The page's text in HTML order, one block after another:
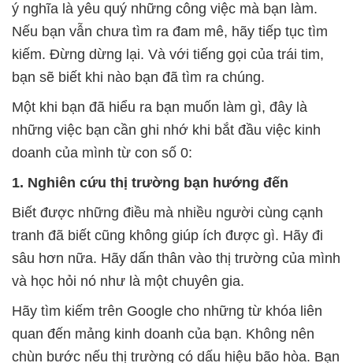
ý nghĩa là yêu quý những công việc mà bạn làm.
Nếu bạn vẫn chưa tìm ra đam mê, hãy tiếp tục tìm
kiếm. Đừng dừng lại. Và với tiếng gọi của trái tim,
bạn sẽ biết khi nào bạn đã tìm ra chúng.
Một khi bạn đã hiểu ra bạn muốn làm gì, đây là
những việc bạn cần ghi nhớ khi bắt đầu việc kinh
doanh của mình từ con số 0:
1. Nghiên cứu thị trường bạn hướng đến
Biết được những điều mà nhiều người cùng cạnh
tranh đã biết cũng không giúp ích được gì. Hãy đi
sâu hơn nữa. Hãy dấn thân vào thị trường của mình
và học hỏi nó như là một chuyên gia.
Hãy tìm kiếm trên Google cho những từ khóa liên
quan đến mảng kinh doanh của bạn. Không nên
chùn bước nếu thị trường có dấu hiệu bão hòa. Bạn